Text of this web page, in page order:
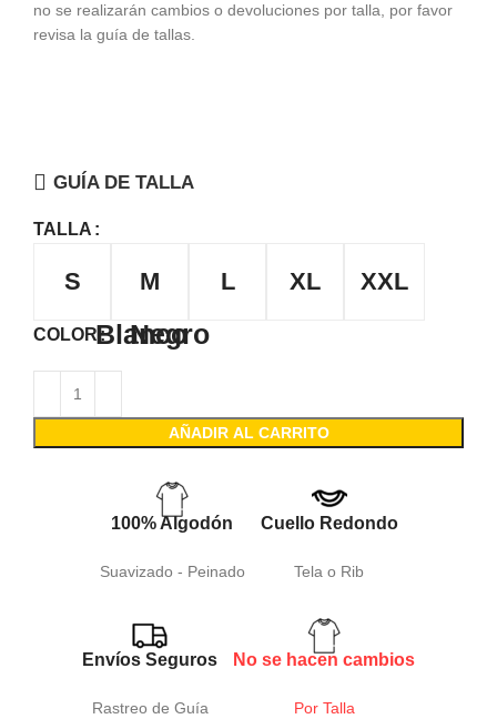
no se realizarán cambios o devoluciones por talla, por favor
revisa la guía de tallas.
GUÍA DE TALLA
TALLA
S M L XL XXL
COLORBlanco
Negro
AÑADIR AL CARRITO
100% Algodón
Suavizado - Peinado
Cuello Redondo
Tela o Rib
Envíos Seguros
Rastreo de Guía
No se hacen cambios
Por Talla